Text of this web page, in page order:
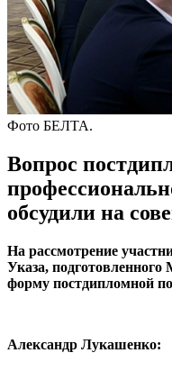
Фото БЕЛТА.
Вопрос
обсудили на
На рассмотрение
Указа,
форму постдипломной
Александр Лукашенко: